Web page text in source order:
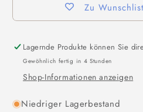
Zu
Lagernde Produkte können Sie
Gewöhnlich fertig in 4 Stunden
Shop-Informationen anzeigen
Niedriger Lagerbestand